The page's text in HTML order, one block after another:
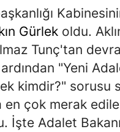
Gürlek oldu.
Tunç'tan
ardından "Yeni
kimdir?" sorusu
en çok merak
İşte Adalet